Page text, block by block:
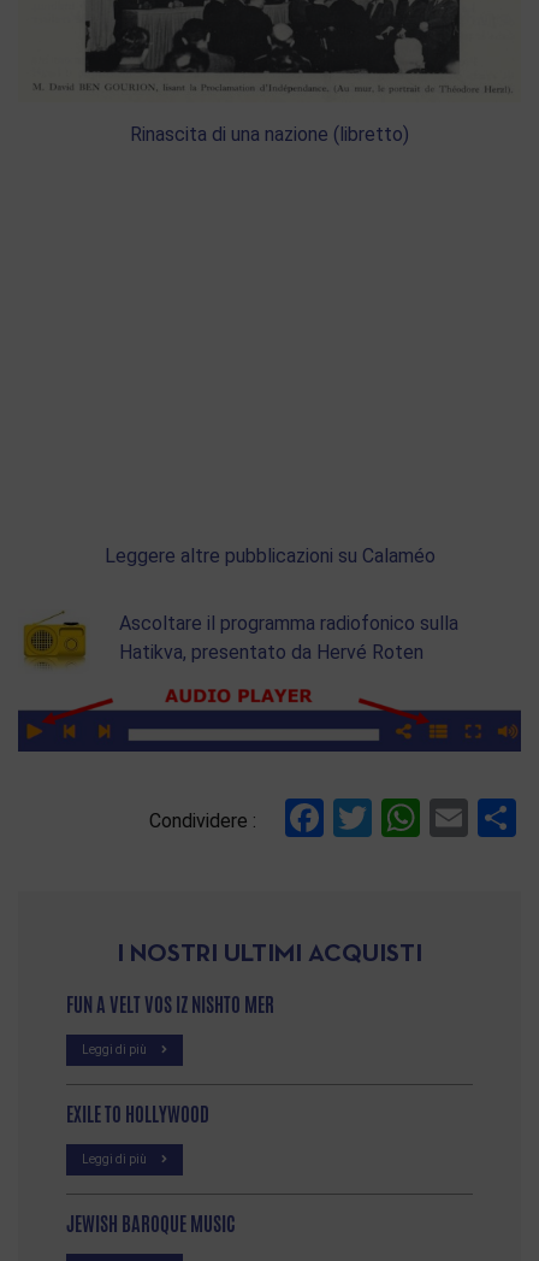
Rinascita di una nazione (libretto)
Leggere altre pubblicazioni su Calaméo
Ascoltare il programma radiofonico sulla
Hatikva, presentato da Hervé Roten
Condividere : Facebook
Twitter
I NOSTRI ULTIMI ACQUISTI
FUN A VELT VOS IZ NISHTO MER
Leggi di più
EXILE TO HOLLYWOOD
Leggi di più
JEWISH BAROQUE MUSIC